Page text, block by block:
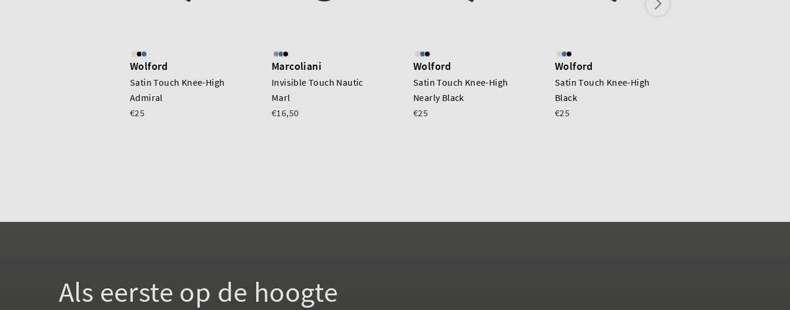
Wolford
Satin Touch Knee-High
Admiral
€25
Marcoliani
Invisible Touch Nautic
Marl
€16,50
Wolford
Satin Touch Knee-High
Nearly Black
€25
Wolford
Satin Touch Knee-High
Black
€25
Als eerste op de hoogte